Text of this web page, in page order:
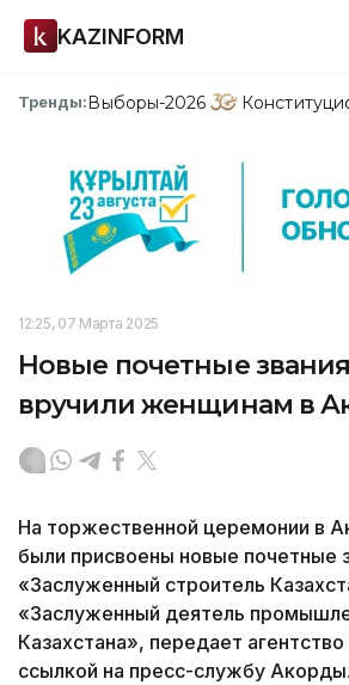
KAZINFORM
Тренды:Выборы-2026
12:25, 07 Марта 2025
Новые почетные
вручили женщинам в
На торжественной церемонии в
были присвоены новые почетные
«Заслуженный строитель
«Заслуженный деятель
Казахстана», передает
ссылкой на пресс-службу Акорды.